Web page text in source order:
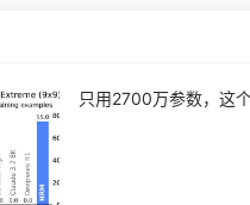
只用2700万参数，这